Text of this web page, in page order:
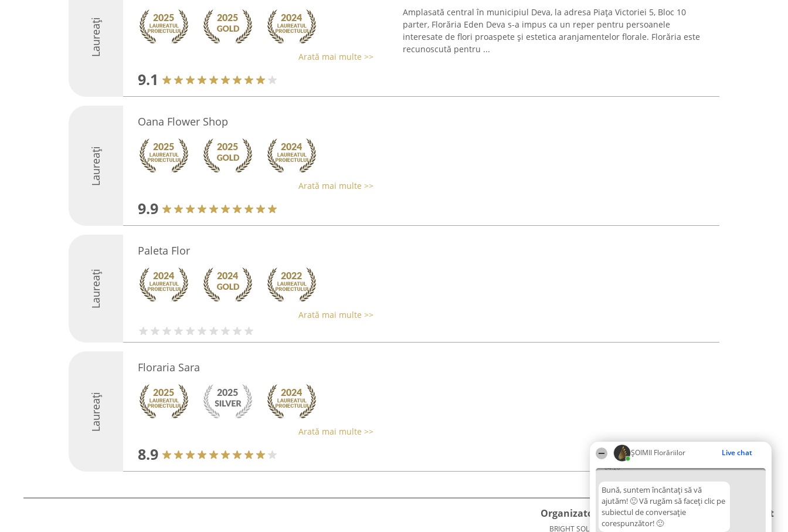
ȘOIMII Florăriilor Live chat
04:20
Bună, suntem încântați să vă
ajutăm! 🙂 Vă rugăm să faceți clic pe
subiectul de conversație
corespunzător! 🙂
Laureați Arată mai multe >>
9.1
Amplasată central în municipiul Deva, la adresa Piața Victoriei 5, Bloc 10
parter, Florăria Eden Deva s-a impus ca un reper pentru persoanele
interesate de flori proaspete și estetica aranjamentelor florale. Florăria este
recunoscută pentru ...
Laureați
Oana Flower Shop
Arată mai multe >>
9.9
Laureați
Paleta Flor
Arată mai multe >>
Laureați
Floraria Sara
Arată mai multe >>
8.9
Organizator Ranking
BRIGHT SOLUTIONS BR SRL
Plebiscyt Contact